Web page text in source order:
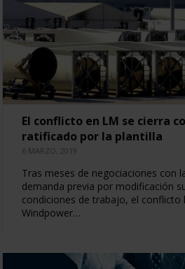
El conflicto en LM se cierra
ratificado por la plantilla
6 MARZO, 2019
Tras meses de negociaciones con
demanda previa por modificación
condiciones de trabajo, el conflicto
Windpower…